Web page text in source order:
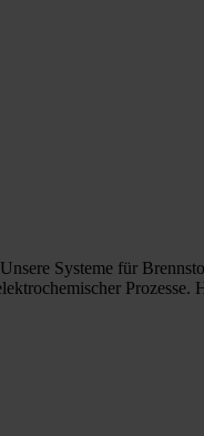
Systeme für
Prozesse.